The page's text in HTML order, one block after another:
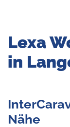
Lexa
in
Nähe